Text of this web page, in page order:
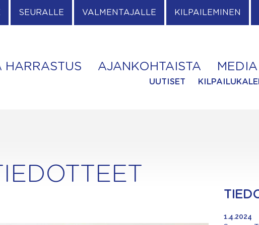
SEURALLE VALMENTAJALLE KILPAILEMINEN
HARRASTUS AJANKOHTAISTA MEDIA
UUTISET
1.4.2024